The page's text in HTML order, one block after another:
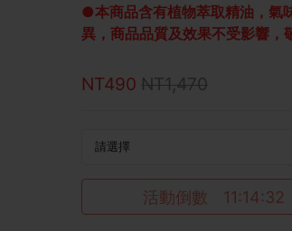
●本商品含有植物萃取精油，氣
異，商品品質及效果不受影響，
NT490 NT1,470
活動倒數 11:14:31